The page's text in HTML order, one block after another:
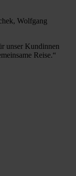
Wolfgang
unser Kundinnen
Reise.“